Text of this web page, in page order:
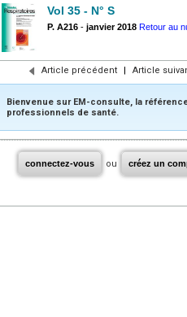
Vol 35 - N° S
P. A216 - janvier 2018 Retour au
Article précédent | Article
Bienvenue sur EM-consulte, la
professionnels de santé.
connectez-vous ou créez un